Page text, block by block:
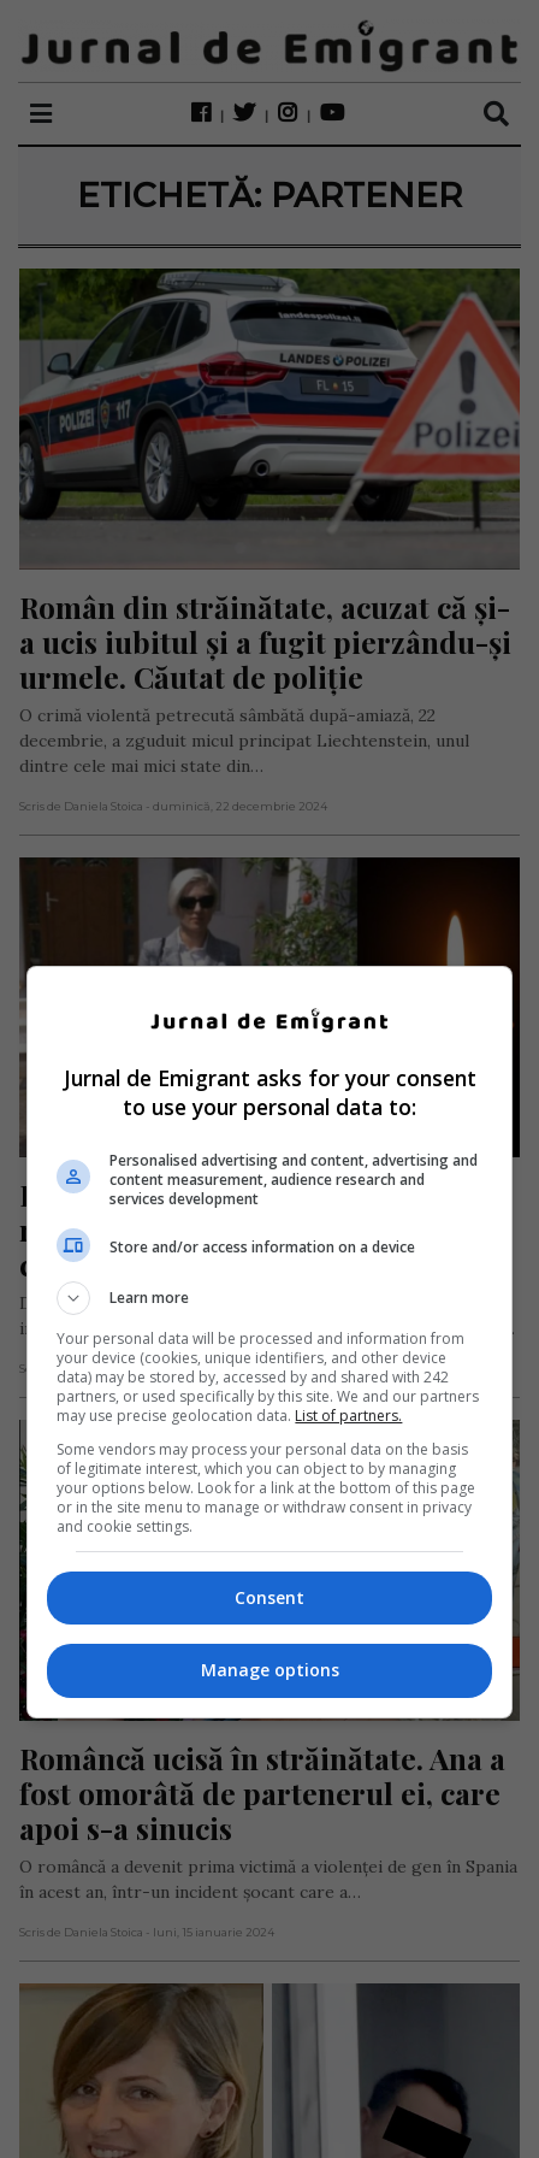
ETICHETĂ: PARTENER
Român din străinătate, acuzat că și-
a ucis iubitul și a fugit pierzându-și
urmele. Căutat de poliție
O crimă violentă petrecută sâmbătă după-amiază, 22
decembrie, a zguduit micul principat Liechtenstein, unul
dintre cele mai mici state din…
Scris de Daniela Stoica - duminică, 22 decembrie 2024
Povestea dureroasă a Alexandrei,
românca dispărută în Germania
când era însărcinată în 8 luni
Dispariția româncei Alexandra R. devenit un caz de interes
internațional după ce a fost confirmat că aceasta a fost ucisă…
Scris de Daniela Stoica - luni, 19 august 2024
Româncă ucisă în străinătate. Ana a
fost omorâtă de partenerul ei, care
apoi s-a sinucis
O româncă a devenit prima victimă a violenței de gen în Spania
în acest an, într-un incident șocant care a…
Scris de Daniela Stoica - luni, 15 ianuarie 2024
Jurnal de Emigrant asks for your consent
to use your personal data to:
Personalised advertising and content, advertising and
content measurement, audience research and
services development
Store and/or access information on a device
Learn more
Your personal data will be processed and information from
your device (cookies, unique identifiers, and other device
data) may be stored by, accessed by and shared with 242
partners, or used specifically by this site. We and our partners
may use precise geolocation data. List of partners.
Some vendors may process your personal data on the basis
of legitimate interest, which you can object to by managing
your options below. Look for a link at the bottom of this page
or in the site menu to manage or withdraw consent in privacy
and cookie settings.
Consent
Manage options